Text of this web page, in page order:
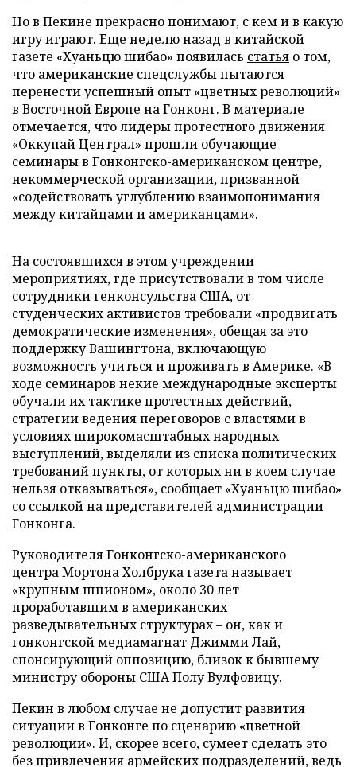
Но в Пекине прекрасно понимают, с кем и в какую
игру играют. Еще неделю назад в китайской
газете «Хуаньцю шибао» появилась статья о том,
что американские спецслужбы пытаются
перенести успешный опыт «цветных революций»
в Восточной Европе на Гонконг. В материале
отмечается, что лидеры протестного движения
«Оккупай Централ» прошли обучающие
семинары в Гонконгско-американском центре,
некоммерческой организации, призванной
«содействовать углублению взаимопонимания
между китайцами и американцами».
На состоявшихся в этом учреждении
мероприятиях, где присутствовали в том числе
сотрудники генконсульства США, от
студенческих активистов требовали «продвигать
демократические изменения», обещая за это
поддержку Вашингтона, включающую
возможность учиться и проживать в Америке. «В
ходе семинаров некие международные эксперты
обучали их тактике протестных действий,
стратегии ведения переговоров с властями в
условиях широкомасштабных народных
выступлений, выделяли из списка политических
требований пункты, от которых ни в коем случае
нельзя отказываться», сообщает «Хуаньцю шибао»
со ссылкой на представителей администрации
Гонконга.
Руководителя Гонконгско-американского
центра Мортона Холбрука газета называет
«крупным шпионом», около 30 лет
проработавшим в американских
разведывательных структурах– он, как и
гонконгской медиамагнат Джимми Лай,
спонсирующий оппозицию, близок к бывшему
министру обороны США Полу Вулфовицу.
Пекин в любом случае не допустит развития
ситуации в Гонконге по сценарию «цветной
революции». И, скорее всего, сумеет сделать это
без привлечения армейских подразделений, ведь